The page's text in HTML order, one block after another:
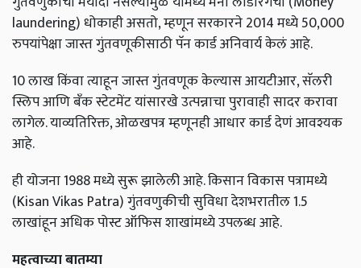
laundering) धोकाही असतो, म्हणून सरकारने 2014 मध्ये 50,000
रुपयांपेक्षा जास्त गुंतवणूकीसाठी पॅन कार्ड अनिवार्य केलं आहे.
10 लाख किंवा त्याहून जास्त गुंतवणूक केल्यास आयटीआर, सॅलरी
स्लिप आणि बँक स्टेटमेंट यांसारखे उत्पन्नाचा पुरावाही सादर करावा
लागेल. याव्यतिरिक्त, ओळखपत्र म्हणूनही आधार कार्ड देणं आवश्यक
आहे.
ही योजना 1988 मध्ये सुरू झालेली आहे. किसान विकास पत्रामध्ये
(Kisan Vikas Patra) गुंतवणुकीची सुविधा देशभरातील 1.5
लाखांहून अधिक पोस्ट ऑफिस शाखांमध्ये उपलब्ध आहे.
महत्वाच्या बातम्या